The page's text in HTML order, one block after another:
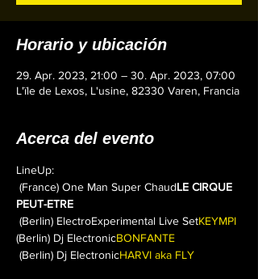
Horario y ubicación
29. Apr. 2023, 21:00 – 30. Apr. 2023, 07:00
L'ïle de Lexos, L'usine, 82330 Varen, Francia
Acerca del evento
LineUp:
(France) One Man Super ChaudLE CIRQUE
PEUT-ETRE
(Berlin) ElectroExperimental Live SetKEYMPI
(Berlin) Dj ElectronicBONFANTE
(Berlin) Dj ElectronicHARVI aka FLY